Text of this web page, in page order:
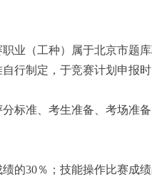
业（工种）属于北京市题
行制定，于竞赛计划申报
标准、考生准备、考场准
的30％；技能操作比赛成